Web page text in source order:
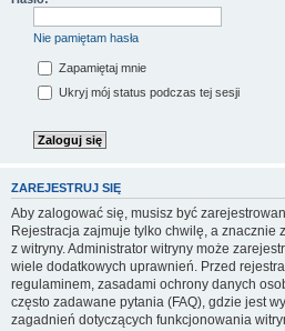
Nie pamiętam hasła
Zapamiętaj mnie
Ukryj mój status podczas tej sesji
ZAREJESTRUJ SIĘ
Aby zalogować się, musisz być
Rejestracja zajmuje tylko chwilę, a znacznie
z witryny. Administrator witryny może
wiele dodatkowych uprawnień. Przed
regulaminem, zasadami ochrony danych
często zadawane pytania (FAQ), gdzie jest
zagadnień dotyczących funkcjonowania